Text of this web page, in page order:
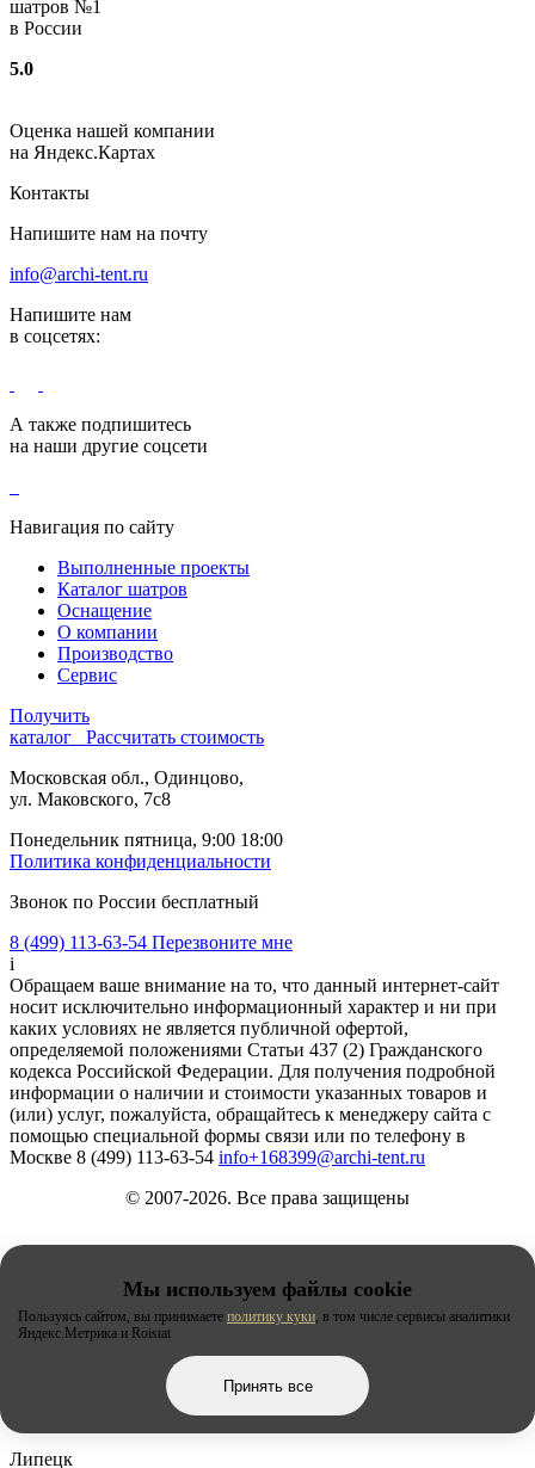
Мы используем файлы cookie
Пользуясь сайтом, вы принимаете политику куки, в том числе сервисы аналитики
Яндекс.Метрика и Roistat
Принять все
шатров №1
в России
5.0
Оценка нашей компании
на Яндекс.Картах
Контакты
Напишите нам на почту
info@archi-tent.ru
Напишите нам
в соцсетях:
А также подпишитесь
на наши другие соцсети
Навигация по сайту
Выполненные проекты
Каталог шатров
Оснащение
О компании
Производство
Сервис
Получить
каталог
Рассчитать стоимость
Московская обл., Одинцово,
ул. Маковского, 7с8
Понедельник пятница, 9:00 18:00
Политика конфиденциальности
Звонок по России бесплатный
8 (499) 113-63-54 Перезвоните мне
i
Обращаем ваше внимание на то, что данный интернет-сайт
носит исключительно информационный характер и ни при
каких условиях не является публичной офертой,
определяемой положениями Статьи 437 (2) Гражданского
кодекса Российской Федерации. Для получения подробной
информации о наличии и стоимости указанных товаров и
(или) услуг, пожалуйста, обращайтесь к менеджеру сайта с
помощью специальной формы связи или по телефону в
Москве 8 (499) 113-63-54 info+168399@archi-tent.ru
© 2007-2026. Все права защищены
Липецк